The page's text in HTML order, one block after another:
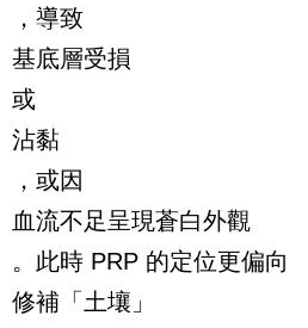
，導致
基底層受損
或
沾黏
，或因
血流不足呈現蒼白外觀
。此時 PRP 的定位更偏向
修補「土壤」